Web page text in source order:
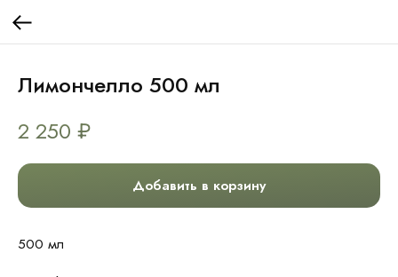
Лимончелло 500 мл
2 250 ₽
Добавить в корзину
500 мл